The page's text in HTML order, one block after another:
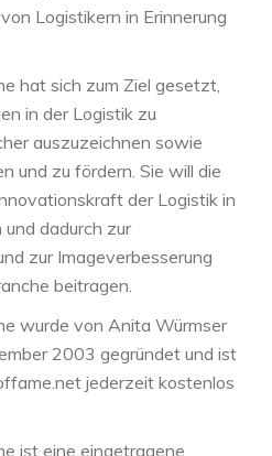
Logistikern in Erinnerung
hat sich zum Ziel gesetzt,
in der Logistik zu
auszuzeichnen sowie
und zu fördern. Sie will die
der Logistik in
dadurch zur
zur Imageverbesserung
beitragen.
wurde von Anita Würmser
2003 gegründet und ist
jederzeit kostenlos
ist eine eingetragene